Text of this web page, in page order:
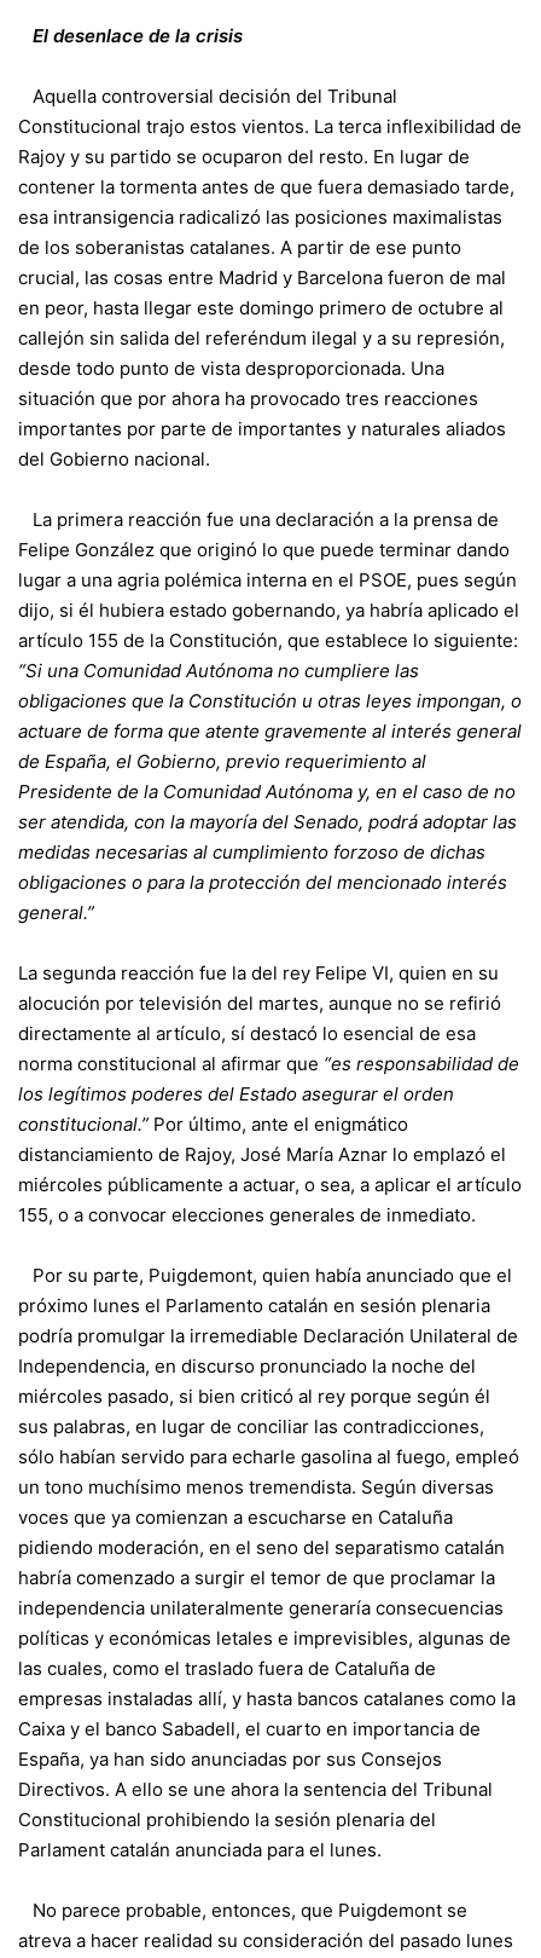
El desenlace de la crisis
Aquella controversial decisión del Tribunal
Constitucional trajo estos vientos. La terca inflexibilidad de
Rajoy y su partido se ocuparon del resto. En lugar de
contener la tormenta antes de que fuera demasiado tarde,
esa intransigencia radicalizó las posiciones maximalistas
de los soberanistas catalanes. A partir de ese punto
crucial, las cosas entre Madrid y Barcelona fueron de mal
en peor, hasta llegar este domingo primero de octubre al
callejón sin salida del referéndum ilegal y a su represión,
desde todo punto de vista desproporcionada. Una
situación que por ahora ha provocado tres reacciones
importantes por parte de importantes y naturales aliados
del Gobierno nacional.
La primera reacción fue una declaración a la prensa de
Felipe González que originó lo que puede terminar dando
lugar a una agria polémica interna en el PSOE, pues según
dijo, si él hubiera estado gobernando, ya habría aplicado el
artículo 155 de la Constitución, que establece lo siguiente:
“Si una Comunidad Autónoma no cumpliere las
obligaciones que la Constitución u otras leyes impongan, o
actuare de forma que atente gravemente al interés general
de España, el Gobierno, previo requerimiento al
Presidente de la Comunidad Autónoma y, en el caso de no
ser atendida, con la mayoría del Senado, podrá adoptar las
medidas necesarias al cumplimiento forzoso de dichas
obligaciones o para la protección del mencionado interés
general.”
La segunda reacción fue la del rey Felipe VI, quien en su
alocución por televisión del martes, aunque no se refirió
directamente al artículo, sí destacó lo esencial de esa
norma constitucional al afirmar que “es responsabilidad de
los legítimos poderes del Estado asegurar el orden
constitucional.” Por último, ante el enigmático
distanciamiento de Rajoy, José María Aznar lo emplazó el
miércoles públicamente a actuar, o sea, a aplicar el artículo
155, o a convocar elecciones generales de inmediato.
Por su parte, Puigdemont, quien había anunciado que el
próximo lunes el Parlamento catalán en sesión plenaria
podría promulgar la irremediable Declaración Unilateral de
Independencia, en discurso pronunciado la noche del
miércoles pasado, si bien criticó al rey porque según él
sus palabras, en lugar de conciliar las contradicciones,
sólo habían servido para echarle gasolina al fuego, empleó
un tono muchísimo menos tremendista. Según diversas
voces que ya comienzan a escucharse en Cataluña
pidiendo moderación, en el seno del separatismo catalán
habría comenzado a surgir el temor de que proclamar la
independencia unilateralmente generaría consecuencias
políticas y económicas letales e imprevisibles, algunas de
las cuales, como el traslado fuera de Cataluña de
empresas instaladas allí, y hasta bancos catalanes como la
Caixa y el banco Sabadell, el cuarto en importancia de
España, ya han sido anunciadas por sus Consejos
Directivos. A ello se une ahora la sentencia del Tribunal
Constitucional prohibiendo la sesión plenaria del
Parlament catalán anunciada para el lunes.
No parece probable, entonces, que Puigdemont se
atreva a hacer realidad su consideración del pasado lunes